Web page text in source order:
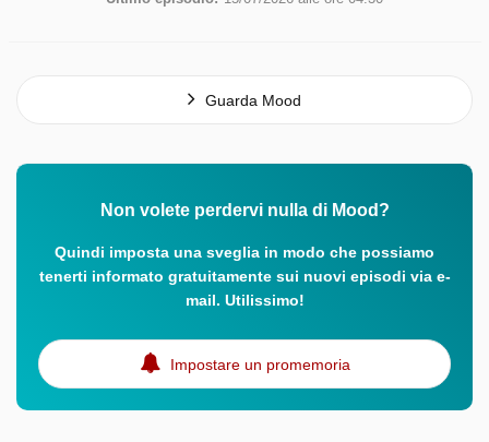
Guarda Mood
Non volete perdervi nulla di Mood?
Quindi imposta una sveglia in modo che possiamo
tenerti informato gratuitamente sui nuovi episodi via e-
mail. Utilissimo!
Impostare un promemoria